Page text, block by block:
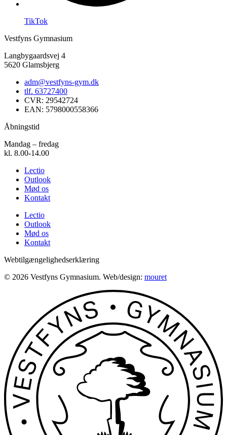
TikTok
Vestfyns Gymnasium
Langbygaardsvej 4
5620 Glamsbjerg
adm@vestfyns-gym.dk
tlf. 63727400
CVR: 29542724
EAN: 5798000558366
Åbningstid
Mandag – fredag
kl. 8.00-14.00
Lectio
Outlook
Mød os
Kontakt
Lectio
Outlook
Mød os
Kontakt
Webtilgængelighedserklæring
© 2026 Vestfyns Gymnasium. Web/design: mouret